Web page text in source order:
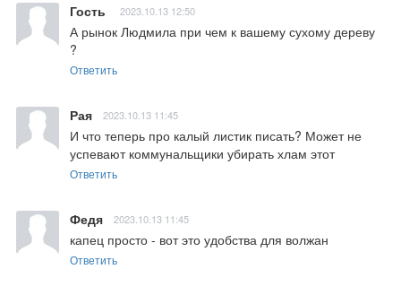
Гость 2023.10.13 12:50
А рынок Людмила при чем к вашему сухому дереву
?
Ответить
Рая 2023.10.13 11:45
И что теперь про калый листик писать? Может не
успевают коммунальщики убирать хлам этот
Ответить
Федя 2023.10.13 11:45
капец просто - вот это удобства для волжан
Ответить